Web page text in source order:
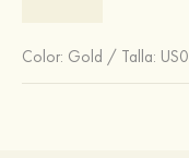
Color: Gold / Talla: US0